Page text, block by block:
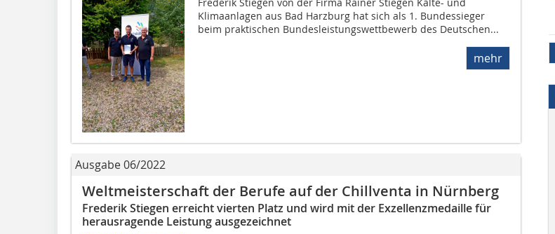
Klimaanlagen aus Bad Harzburg hat sich als 1. Bundessieger
beim praktischen Bundesleistungswettbewerb des Deutschen...
mehr
Ausgabe 06/2022
Weltmeisterschaft der Berufe auf der Chillventa in Nürnberg
Frederik Stiegen erreicht vierten Platz und wird mit der Exzellenzmedaille für
herausragende Leistung ausgezeichnet